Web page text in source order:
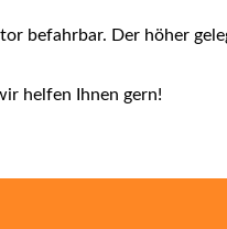
befahrbar. Der höher
helfen Ihnen gern!